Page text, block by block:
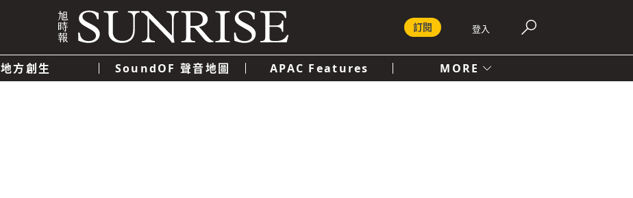
登入
訂閱
地方創生 SoundOF 聲音地圖 APAC Features MORE